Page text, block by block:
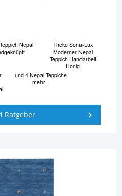
Nepal
Theko Sona-Lux
Moderner Nepal
Teppich Handarbeit
Honig
und 4 Nepal Teppiche
mehr...
Ratgeber